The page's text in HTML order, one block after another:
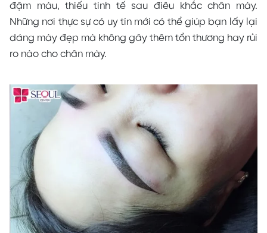
đậm màu, thiếu tinh tế sau điêu khắc chân mày.
Những nơi thực sự có uy tín mới có thể giúp bạn lấy lại
dáng mày đẹp mà không gây thêm tổn thương hay rủi
ro nào cho chân mày.